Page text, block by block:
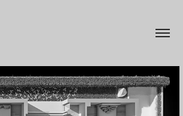
de Albufeira Lt 65